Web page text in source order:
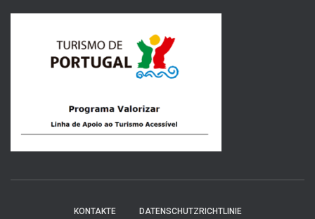
e
KONTAKTE DATENSCHUTZRICHTLINIE